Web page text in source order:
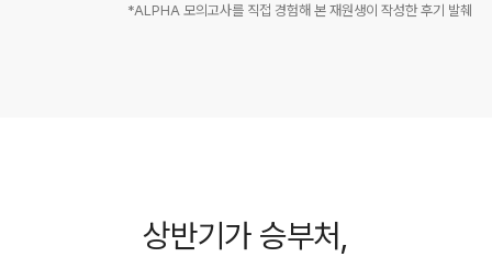
*ALPHA 모의고사를 직접 경험해 본 재원생이 작성한 후기 발췌
상반기가 승부처,